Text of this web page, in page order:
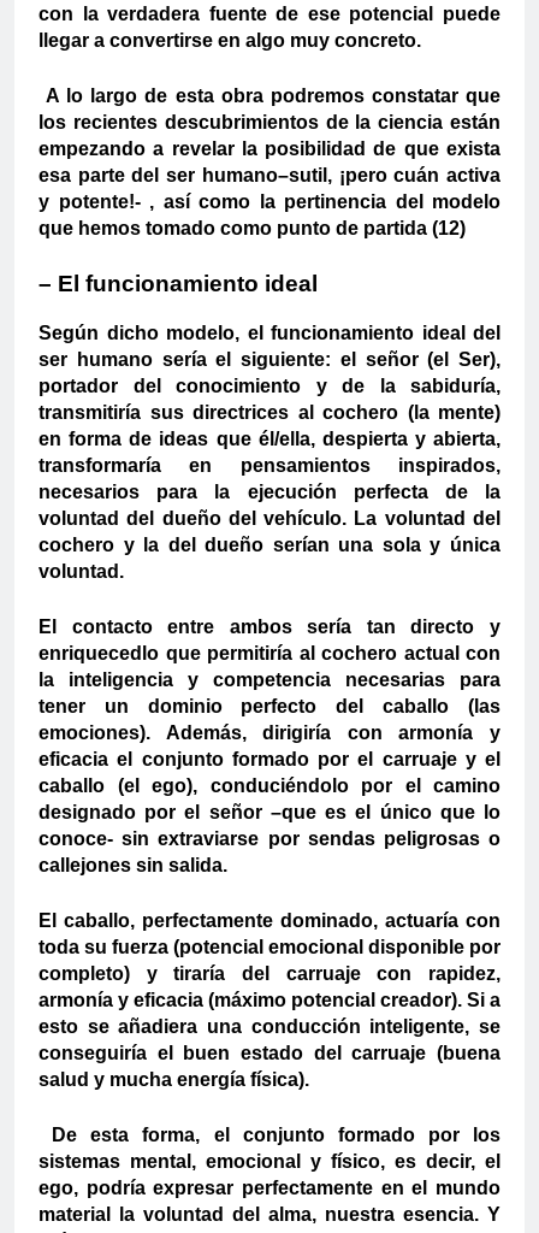
con la verdadera fuente de ese potencial puede
llegar a convertirse en algo muy concreto.
A lo largo de esta obra podremos constatar que
los recientes descubrimientos de la ciencia están
empezando a revelar la posibilidad de que exista
esa parte del ser humano–sutil, ¡pero cuán activa
y potente!- , así como la pertinencia del modelo
que hemos tomado como punto de partida (12)
– El funcionamiento ideal
Según dicho modelo, el funcionamiento ideal del
ser humano sería el siguiente: el señor (el Ser),
portador del conocimiento y de la sabiduría,
transmitiría sus directrices al cochero (la mente)
en forma de ideas que él/ella, despierta y abierta,
transformaría en pensamientos inspirados,
necesarios para la ejecución perfecta de la
voluntad del dueño del vehículo. La voluntad del
cochero y la del dueño serían una sola y única
voluntad.
El contacto entre ambos sería tan directo y
enriquecedlo que permitiría al cochero actual con
la inteligencia y competencia necesarias para
tener un dominio perfecto del caballo (las
emociones). Además, dirigiría con armonía y
eficacia el conjunto formado por el carruaje y el
caballo (el ego), conduciéndolo por el camino
designado por el señor –que es el único que lo
conoce- sin extraviarse por sendas peligrosas o
callejones sin salida.
El caballo, perfectamente dominado, actuaría con
toda su fuerza (potencial emocional disponible por
completo) y tiraría del carruaje con rapidez,
armonía y eficacia (máximo potencial creador). Si a
esto se añadiera una conducción inteligente, se
conseguiría el buen estado del carruaje (buena
salud y mucha energía física).
De esta forma, el conjunto formado por los
sistemas mental, emocional y físico, es decir, el
ego, podría expresar perfectamente en el mundo
material la voluntad del alma, nuestra esencia. Y